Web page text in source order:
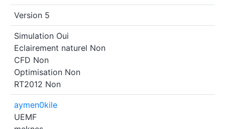
Version 5
Simulation Oui
Eclairement naturel Non
CFD Non
Optimisation Non
RT2012 Non
aymen0kile
UEMF